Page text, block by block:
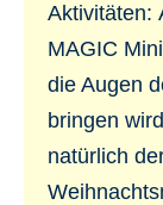
Aktivitäten:
MAGIC
die Augen
bringen
natürlich